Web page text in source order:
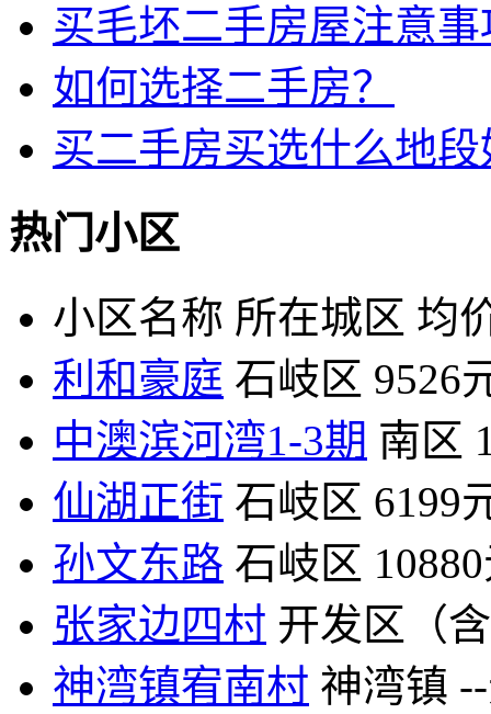
买毛坯二手房屋注意事
如何选择二手房？
买二手房买选什么地段
热门小区
小区名称 所在城区 均
利和豪庭 石岐区 9526
中澳滨河湾1-3期 南区
仙湖正街 石岐区 6199
孙文东路 石岐区
张家边四村 开发区（
神湾镇宥南村 神湾镇